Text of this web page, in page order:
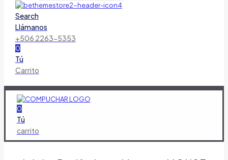
Search
Llámanos
+506 2263-5353
0
Tú
Carrito
0
Tú
carrito